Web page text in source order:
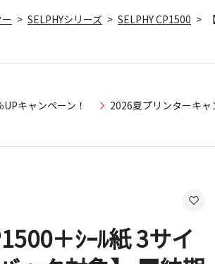
SELPHYシリーズ SELPHY CP1500
キャンペーン！ 2026夏プリンターキャ
＋ｼｰﾙ紙 3サイ